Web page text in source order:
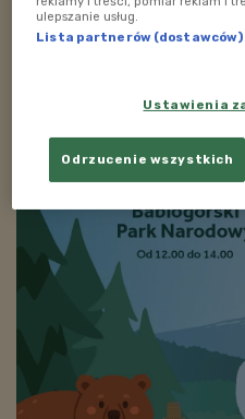
ulepszanie usług.
Lista partnerów (dostawców)
Ustawienia
Odrzucenie wszystkich